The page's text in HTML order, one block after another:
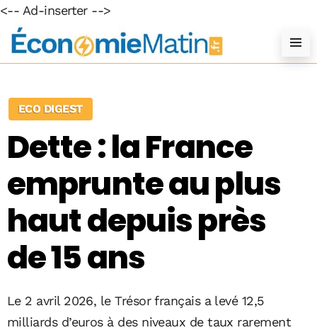
<-- Ad-inserter -->
ECO DIGEST
Dette : la France
emprunte au plus
haut depuis près
de 15 ans
Le 2 avril 2026, le Trésor français a levé 12,5
milliards d’euros à des niveaux de taux rarement